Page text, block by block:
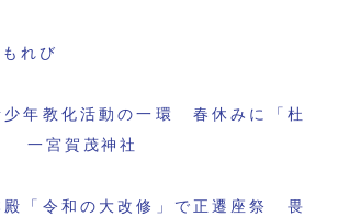
もれび
少年教化活動の一環 春休みに「杜
一宮賀茂神社
殿「令和の大改修」で正遷座祭 畏